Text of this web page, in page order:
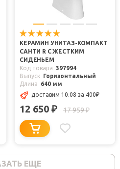
КЕРАМИН УНИТАЗ-КОМПАКТ
САНТИ R C ЖЕСТКИМ
СИДЕНЬЕМ
Код товара 397994
Выпуск Горизонтальный
Длина
640 мм
доставим 10.08 за 400₽
12 650 ₽ 17 959₽
ЕЩЕ